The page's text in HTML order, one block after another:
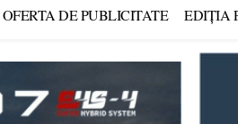
OFERTA DE PUBLICITATE EDIȚIA